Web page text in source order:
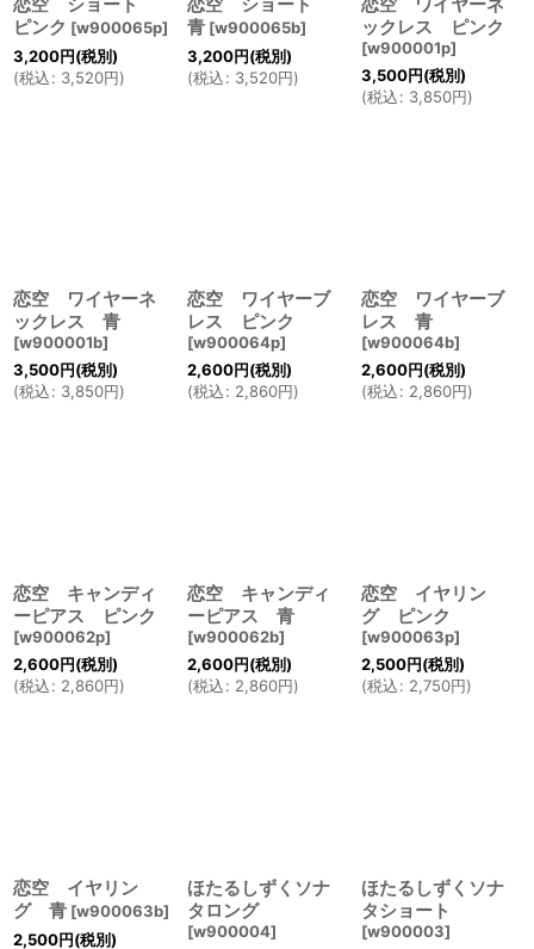
ピンク [w900065p]
3,200円(税別)
(税込: 3,520円)
青 [w900065b]
3,200円(税別)
(税込: 3,520円)
ックレス ピンク
[w900001p]
3,500円(税別)
(税込: 3,850円)
恋空 ワイヤーネ
ックレス 青
[w900001b]
3,500円(税別)
(税込: 3,850円)
恋空 ワイヤーブ
レス ピンク
[w900064p]
2,600円(税別)
(税込: 2,860円)
恋空 ワイヤーブ
レス 青
[w900064b]
2,600円(税別)
(税込: 2,860円)
恋空 キャンディ
ーピアス ピンク
[w900062p]
2,600円(税別)
(税込: 2,860円)
恋空 キャンディ
ーピアス 青
[w900062b]
2,600円(税別)
(税込: 2,860円)
恋空 イヤリン
グ ピンク
[w900063p]
2,500円(税別)
(税込: 2,750円)
恋空 イヤリン
グ 青 [w900063b]
2,500円(税別)
ほたるしずくソナ
タロング
[w900004]
ほたるしずくソナ
タショート
[w900003]